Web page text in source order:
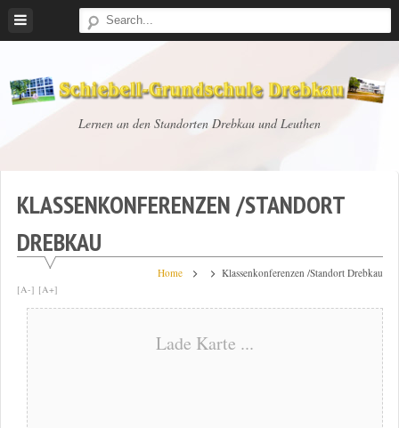
Skip
Schiebell-
Drebkau
Lernen an den Standorten Drebkau und Leuthen
KLASSENKONFERENZEN /STANDORT
DREBKAU
Home Klassenkonferenzen /Standort Drebkau
[A-] [A+]
Lade Karte ...